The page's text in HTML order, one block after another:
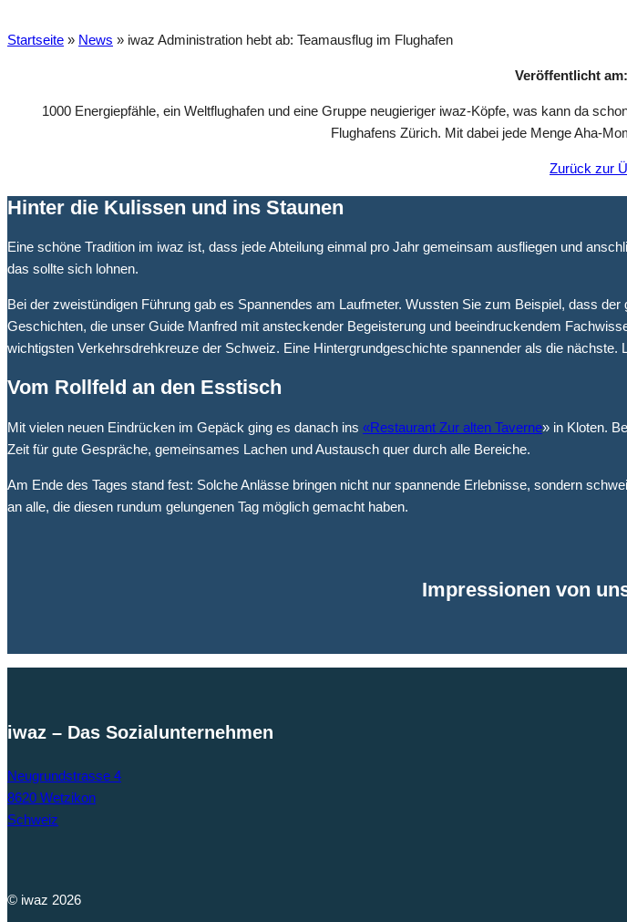
Startseite » News » iwaz Administration hebt ab: Teamausflug im Flughafen
Veröffentlicht am:
1000 Energiepfähle, ein Weltflughafen und eine Gruppe neugieriger iwaz-Köpfe, was kann da
Flughafens Zürich. Mit dabei jede Menge Aha-
Zurück zur
Hinter die Kulissen und ins Staunen
Eine schöne Tradition im iwaz ist, dass jede Abteilung einmal pro Jahr gemeinsam ausfliegen und
das sollte sich lohnen.
Bei der zweistündigen Führung gab es Spannendes am Laufmeter. Wussten Sie zum Beispiel, dass
Geschichten, die unser Guide Manfred mit ansteckender Begeisterung und beeindruckendem
wichtigsten Verkehrsdrehkreuze der Schweiz. Eine Hintergrundgeschichte spannender als die nächste.
Vom Rollfeld an den Esstisch
Mit vielen neuen Eindrücken im Gepäck ging es danach ins «Restaurant Zur alten Taverne» in Kloten.
Zeit für gute Gespräche, gemeinsames Lachen und Austausch quer durch alle Bereiche.
Am Ende des Tages stand fest: Solche Anlässe bringen nicht nur spannende Erlebnisse, sondern
an alle, die diesen rundum gelungenen Tag möglich gemacht haben.
Impressionen von
iwaz – Das Sozialunternehmen
Neugrundstrasse 4
8620 Wetzikon
Schweiz
© iwaz 2026